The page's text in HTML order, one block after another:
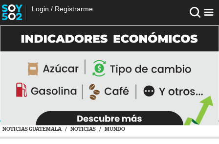
Login / Registrarme
NOTICIAS GUATEMALA / NOTICIAS / MUNDO